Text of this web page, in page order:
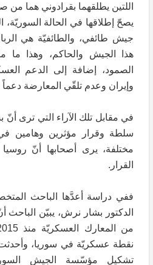
اللتين يطلقهما بقرادوني هما من
يصحّ إطلاقها في الحالة السوريّة،
جيش طائفي، والطائفيّة هي
هذا الجيش والحاكم، وهذا
الصمود، إضافة إلى الدعم
وإيران وعدم تلقّي المعارضة
في مقابل تلك الآراء التي ترى
سلطة وقرار مؤثرين وهامين
مختلفة، يرى أصحابها أنّ
القرار.
ففي دراسة أعدَّها الباحث
الدكتور بشار نرش، يبيّن الباحث
نقطة عسكريّة في سوريا،
تشكيل مؤسّسة الجيش